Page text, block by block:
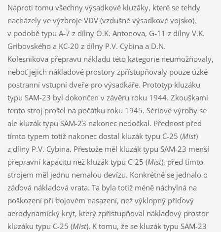
Naproti tomu všechny výsadkové kluzáky, které se tehdy
nacházely ve výzbroje VDV (vzdušné výsadkové vojsko),
v podobě typu A-7 z dílny O.K. Antonova, G-11 z dílny V.K.
Gribovského a KC-20 z dílny P.V. Cybina a D.N.
Kolesnikova přepravu nákladu této kategorie neumožňovaly,
neboť jejich nákladové prostory zpřístupňovaly pouze úzké
postranní vstupní dveře pro výsadkáře. Prototyp kluzáku
typu SAM-23 byl dokončen v závěru roku 1944. Zkouškami
tento stroj prošel na počátku roku 1945. Sériové výroby se
ale kluzák typu SAM-23 nakonec nedočkal. Přednost před
tímto typem totiž nakonec dostal kluzák typu C-25 (Mist)
z dílny P.V. Cybina. Přestože měl kluzák typu SAM-23 menší
přepravní kapacitu než kluzák typu C-25 (Mist), před tímto
strojem měl jednu nemalou devízu. Konkrétně se jednalo o
záďová nákladová vrata. Ta byla totiž méně náchylná na
poškození při bojovém nasazení, než výklopný příďový
aerodynamický kryt, který zpřístupňoval nákladový prostor
kluzáku typu C-25 (Mist). K tomu, že se kluzák typu SAM-23